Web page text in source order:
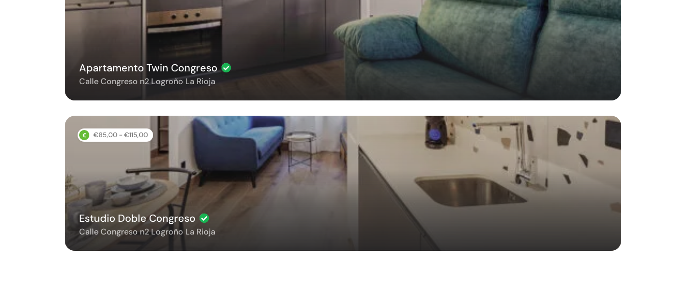
Apartamento Twin Congreso
Calle Congreso n2 Logroño La Rioja
€85,00 - €115,00
Estudio Doble Congreso
Calle Congreso n2 Logroño La Rioja